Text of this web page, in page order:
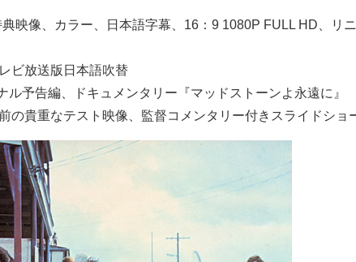
映像、カラー、日本語字幕、16：9 1080P FULL HD、リニ
ビ放送版日本語吹替
ル予告編、ドキュメンタリー『マッドストーンよ永遠に』
の貴重なテスト映像、監督コメンタリー付きスライドショ